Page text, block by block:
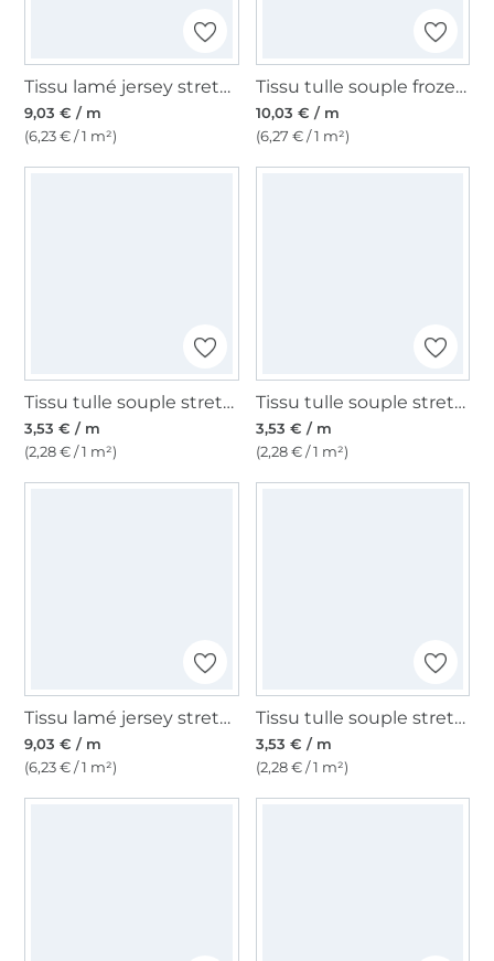
Tissu lamé jersey stretch effet vinyle, doré
9,03 € / m
(6,23 € / 1 m²)
Tissu tulle souple frozen chrystals, turquoise clair
10,03 € / m
(6,27 € / 1 m²)
Tissu tulle souple stretch, marron clair
3,53 € / m
(2,28 € / 1 m²)
Tissu tulle souple stretch, blanc vanille
3,53 € / m
(2,28 € / 1 m²)
Tissu lamé jersey stretch effet vinyle, argenté
9,03 € / m
(6,23 € / 1 m²)
Tissu tulle souple stretch, bordeaux
3,53 € / m
(2,28 € / 1 m²)